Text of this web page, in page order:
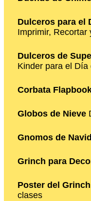
Dulceros para el
Imprimir, Recortar
Dulceros de
Kinder para el Día
Corbata
Globos de Nieve
Gnomos de
Grinch para
Poster del Grinch
clases